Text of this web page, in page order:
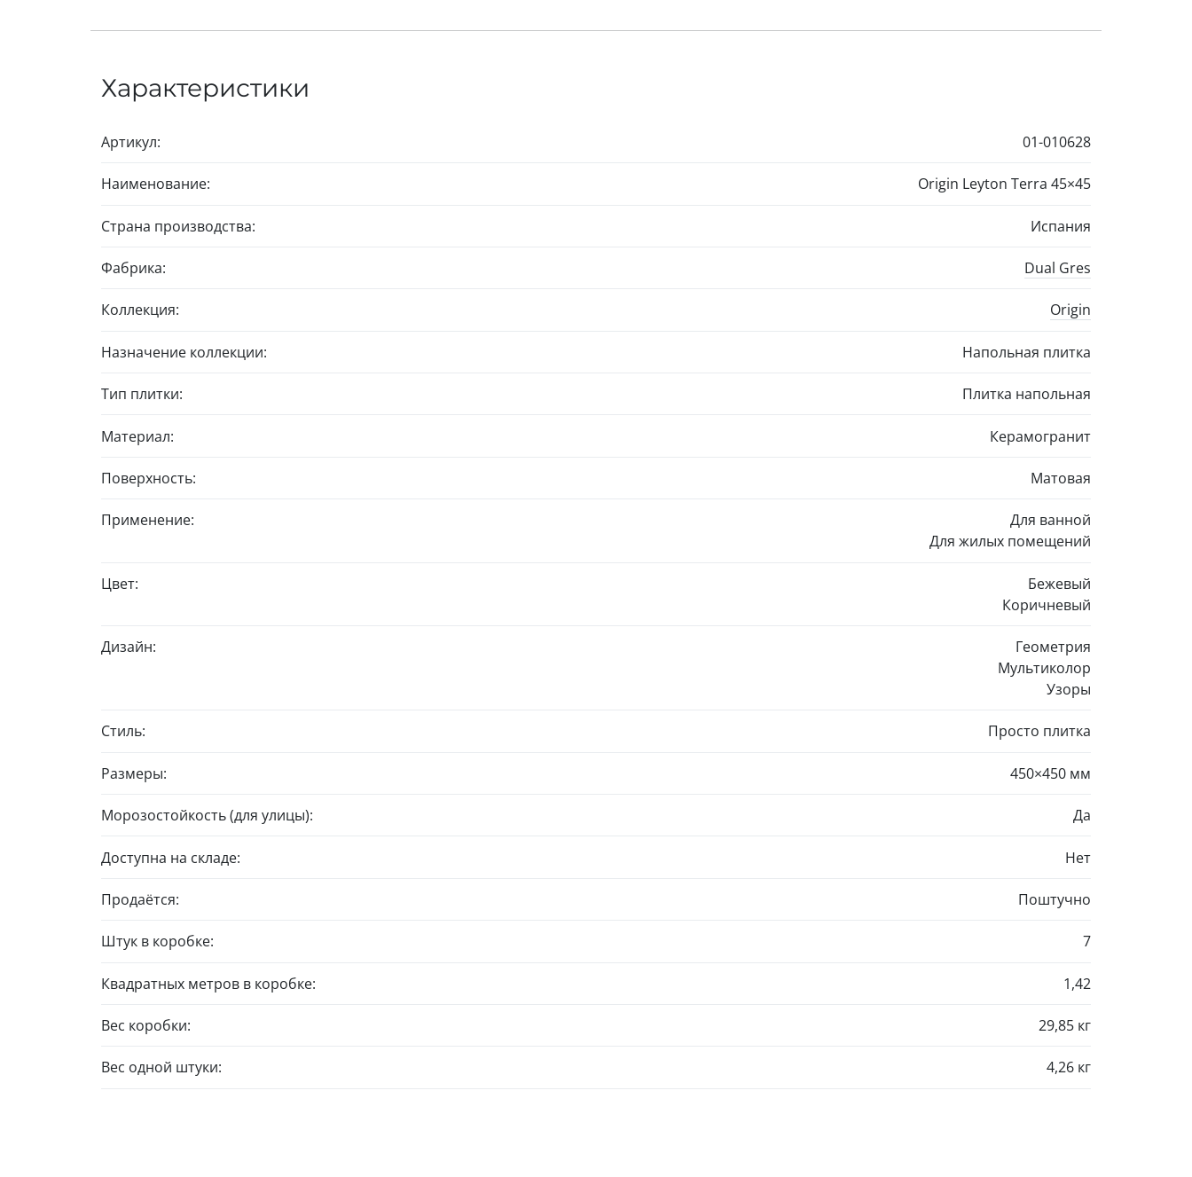
Характеристики
Артикул: 01-010628
Наименование: Origin Leyton Terra 45×45
Страна производства: Испания
Фабрика: Dual Gres
Коллекция: Origin
Назначение коллекции: Напольная плитка
Тип плитки: Плитка напольная
Материал: Керамогранит
Поверхность: Матовая
Применение:
Для ванной
Для жилых помещений
Цвет:
Бежевый
Коричневый
Дизайн:
Геометрия
Мультиколор
Узоры
Стиль: Просто плитка
Размеры: 450×450 мм
Морозостойкость (для улицы): Да
Доступна на складе: Нет
Продаётся: Поштучно
Штук в коробке: 7
Квадратных метров в коробке: 1,42
Вес коробки: 29,85 кг
Вес одной штуки: 4,26 кг